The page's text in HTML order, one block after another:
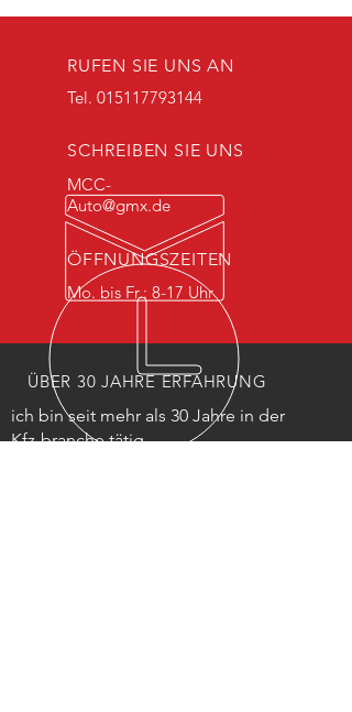
RUFEN SIE UNS AN
Tel. 015117793144
SCHREIBEN SIE UNS
MCC-
Auto@gmx.de
ÖFFNUNGSZEITEN
Mo. bis Fr.: 8-17 Uhr
ÜBER 30 JAHRE ERFAHRUNG
ich bin seit mehr als 30 Jahre in der
Kfz-branche tätig